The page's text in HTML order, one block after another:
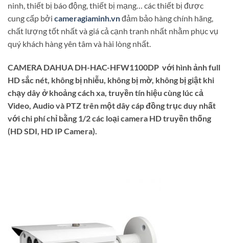
ninh, thiết bị báo động, thiết bị mạng… các thiết bị được
cung cấp bởi cameragiaminh.vnđảm bảo hàng chính hãng,
chất lượng tốt nhất và giá cả cạnh tranh nhất nhằm phục vụ
quý khách hàng yên tâm và hài lòng nhất.
CAMERA DAHUA DH-HAC-HFW1100DP với hình ảnh full
HD sắc nét, không bị nhiễu, không bị mờ, không bị giật khi
chạy dây ở khoảng cách xa, truyền tín hiệu cùng lúc cả
Video, Audio và PTZ trên một dây cáp đồng trục duy nhất
với chi phí chỉ bằng 1/2 các loại camera HD truyền thống
(HD SDI, HD IP Camera).